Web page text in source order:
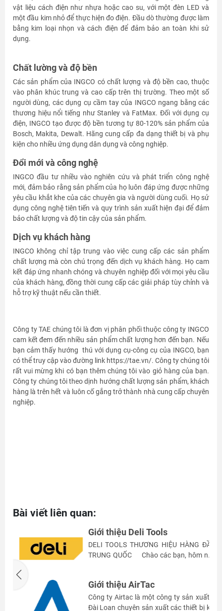
vật liệu cách điện như nhựa hoặc cao su, với một đèn LED và
một đầu kim nhỏ để thực hiện đo điện. Đầu dò thường được làm
bằng kim loại nhọn và cách điện để đảm bảo an toàn khi sử
dụng.
Chất lường và độ bền
Các sản phẩm của INGCO có chất lượng và độ bền cao, thuộc
vào phân khúc trung và cao cấp trên thị trường. Theo một số
người dùng, các dụng cụ cầm tay của INGCO ngang bằng các
thương hiệu nổi tiếng như Stanley và FatMax. Đối với dụng cụ
điện, INGCO tạo được độ bền tương tự 80-120% sản phẩm của
Bosch, Makita, Dewalt. Hãng cung cấp đa dạng thiết bị và phụ
kiện cho nhiều ứng dụng dân dụng và công nghiệp.
Đổi mới và công nghệ
INGCO đầu tư nhiều vào nghiên cứu và phát triển công nghệ
mới, đảm bảo rằng sản phẩm của họ luôn đáp ứng được những
yêu cầu khắt khe của các chuyên gia và người dùng cuối. Họ sử
dụng công nghệ tiên tiến và quy trình sản xuất hiện đại để đảm
bảo chất lượng và độ tin cậy của sản phẩm.
Dịch vụ khách hàng
INGCO không chỉ tập trung vào việc cung cấp các sản phẩm
chất lượng mà còn chú trọng đến dịch vụ khách hàng. Họ cam
kết đáp ứng nhanh chóng và chuyên nghiệp đối với mọi yêu cầu
của khách hàng, đồng thời cung cấp các giải pháp tùy chỉnh và
hỗ trợ kỹ thuật nếu cần thiết.
Công ty TAE chúng tôi là đơn vị phân phối thuộc công ty INGCO
cam kết đem đến nhiều sản phẩm chất lượng hơn đến bạn. Nếu
bạn cảm thấy hướng thú với dụng cụ-công cụ của INGCO, bạn
có thể truy cập vào đường link https://tae.vn/. Công ty chúng tôi
rất vui mừng khi có bạn thêm chúng tôi vào giỏ hàng của bạn.
Công ty chúng tôi theo dịnh hướng chất lượng sản phẩm, khách
hàng là trên hết và luôn cố gắng trở thành nhà cung cấp chuyên
nghiệp.
Bài viết liên quan:
Giới thiệu Deli Tools
DELI TOOLS THƯƠNG HIỆU HÀNG ĐẦU
TRUNG QUỐC Chào các bạn, hôm nay
công trong các sản phẩm liên quan đến
văn phòng phẩm, trang thiết bị văn
phòng, bàn ghế, dụng cụ công cụ..v..v..,
Giới thiệu AirTac
Công ty Airtac là một công ty sản xuất ở
Đài Loan chuyên sản xuất các thiết bị khí